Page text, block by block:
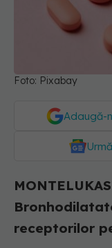
Foto: Pixabay
Adaugă-
receptorilor